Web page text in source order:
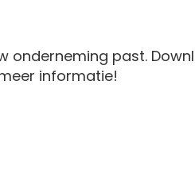
onderneming past.
informatie!